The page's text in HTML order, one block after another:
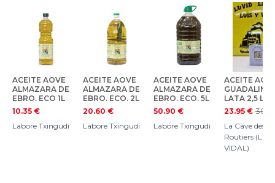
ACEITE AOVE
ALMAZARA DE
EBRO. ECO 1L
10.35 €
Labore Txingudi
ACEITE AOVE
ALMAZARA DE
EBRO. ECO. 2L
20.60 €
Labore Txingudi
ACEITE AOVE
ALMAZARA DE
EBRO. ECO. 5L
50.90 €
Labore Txingudi
ACEITE
LATA 2,5 L.
23.95 €
La Cave des
Routiers (LUIS
VIDAL)